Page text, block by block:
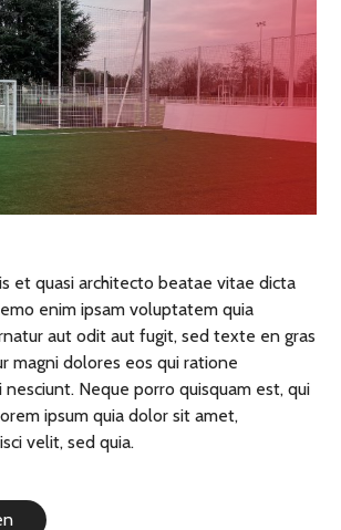
et quasi architecto beatae vitae dicta
enim ipsam voluptatem quia
aut odit aut fugit, sed texte en gras
magni dolores eos qui ratione
Neque porro quisquam est, qui
ipsum quia dolor sit amet,
velit, sed quia.